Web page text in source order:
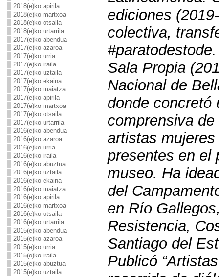
2018(e)ko apirila
2018(e)ko martxoa
2018(e)ko otsaila
2018(e)ko urtarrila
2017(e)ko abendua
2017(e)ko azaroa
2017(e)ko urria
2017(e)ko iraila
2017(e)ko uztaila
2017(e)ko ekaina
2017(e)ko maiatza
2017(e)ko apirila
2017(e)ko martxoa
2017(e)ko otsaila
2017(e)ko urtarrila
2016(e)ko abendua
2016(e)ko azaroa
2016(e)ko urria
2016(e)ko iraila
2016(e)ko abuztua
2016(e)ko uztaila
2016(e)ko ekaina
2016(e)ko maiatza
2016(e)ko apirila
2016(e)ko martxoa
2016(e)ko otsaila
2016(e)ko urtarrila
2015(e)ko abendua
2015(e)ko azaroa
2015(e)ko urria
2015(e)ko iraila
2015(e)ko abuztua
2015(e)ko uztaila
ediciones
colectiva,
Sala Propia
Nacional de
donde concretó
comprensiva
artistas
presentes en el
museo. Ha
del
en Río
Resistencia,
Santiago del
Publicó